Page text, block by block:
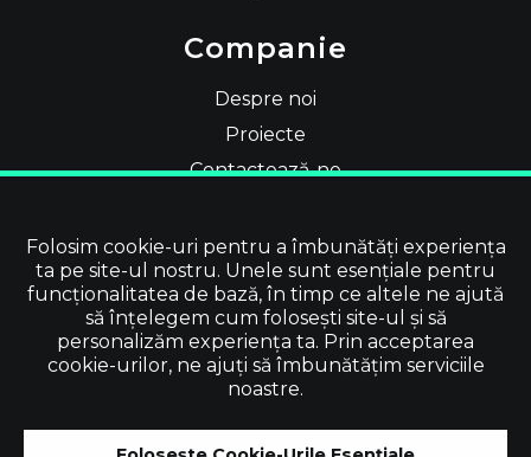
Folosim cookie-uri pentru a îmbunătăți experiența
ta pe site-ul nostru. Unele sunt esențiale pentru
funcționalitatea de bază, în timp ce altele ne ajută
să înțelegem cum folosești site-ul și să
personalizăm experiența ta. Prin acceptarea
cookie-urilor, ne ajuți să îmbunătățim serviciile
noastre.
Companie
Despre noi
Proiecte
Contactează-ne
Social
2026 Vevol Media | Toate drepturile